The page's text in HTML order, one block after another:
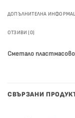
ДОПЪЛНИТЕЛНА
ОТЗИВИ (0)
Сметало пластмасово
СВЪРЗАНИ